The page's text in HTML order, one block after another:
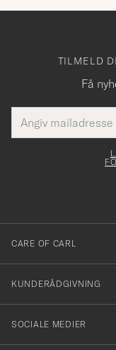
TILMELD
Få
mailadresse
skal
Tack
för
dig
till
vårt
nyhetsbrev!
CARE OF CARL
KUNDERÅDGIVNING
SOCIALE MEDIER